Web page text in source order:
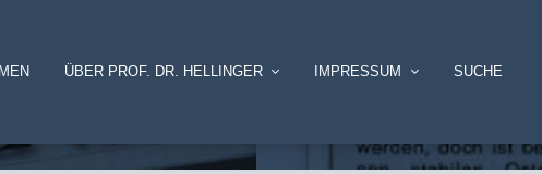
ÜBER PROF. DR. HELLINGER IMPRESSUM SUCHE